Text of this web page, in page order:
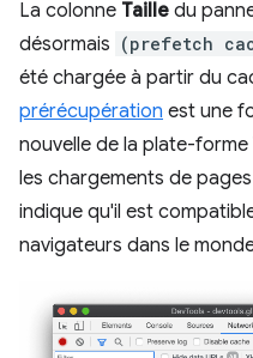
La colonne Taille du
désormais (prefetch
été chargée à partir du
prérécupération est une
nouvelle de la plate-
les chargements de
indique qu'il est
navigateurs dans le